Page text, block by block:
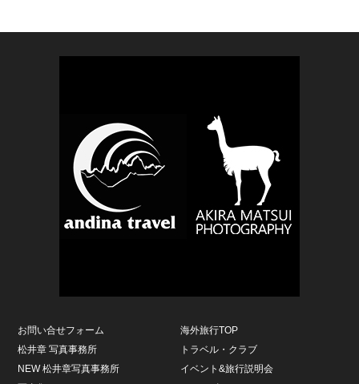
お問い合せフォーム
松井章 写真事務所
NEW 松井章写真事務所
海外旅行TOP
トラベル・クラブ
イベント&旅行説明会